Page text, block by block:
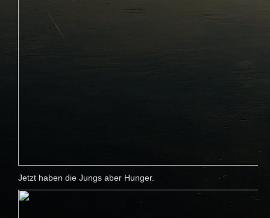
Jetzt haben die Jungs aber Hunger.